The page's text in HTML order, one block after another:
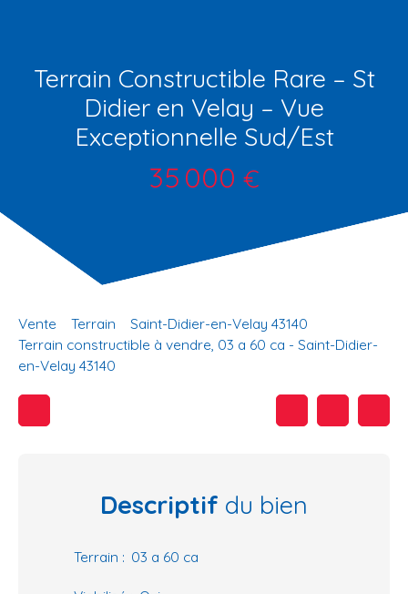
Terrain Constructible Rare – St
Didier en Velay – Vue
Exceptionnelle Sud/Est
35 000 €
Vente Terrain
Saint-Didier-en-Velay 43140
Terrain constructible à vendre, 03 a 60 ca - Saint-Didier-
en-Velay 43140
Descriptif du bien
Terrain : 03 a 60 ca